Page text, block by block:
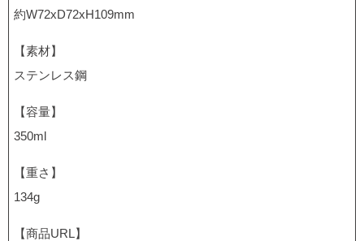
約W72xD72xH109mm
【素材】
ステンレス鋼
【容量】
350ml
【重さ】
134g
【商品URL】